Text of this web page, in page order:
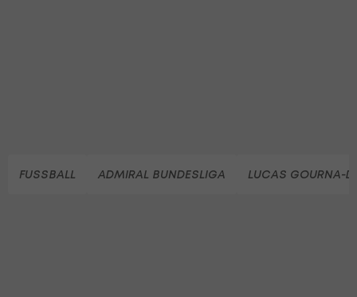
FUSSBALL ADMIRAL BUNDESLIGA LUCAS GOURNA-